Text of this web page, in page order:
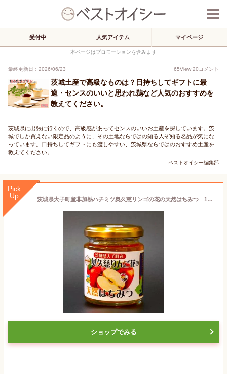
受付中 人気アイテム マイページ
本ページはプロモーションを含みます
最終更新日：2026/06/23 65View 20コメント
茨城土産で高級なものは？日持ちしてギフトに最
適・センスのいいと思われ鵜など人気のおすすめを
教えてください。
茨城県に出張に行くので、高級感があってセンスのいいお土産を探しています。茨
城でしか買えない限定品のように、その土地ならではの知る人ぞ知る名品が気にな
っています。日持ちしてギフトにも渡しやすい、茨城県ならではのおすすめ土産を
教えてください。
ベストオイシー編集部
Pick
Up
茨城県大子町産非加熱ハチミツ奥久慈リンゴの花の天然はちみつ 120g 【松浦養蜂 】
ショップでみる